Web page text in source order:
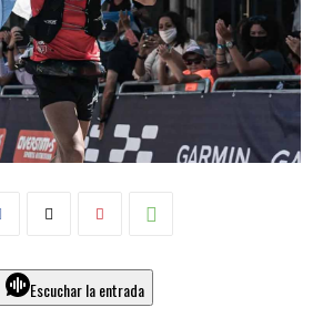
Escuchar la entrada